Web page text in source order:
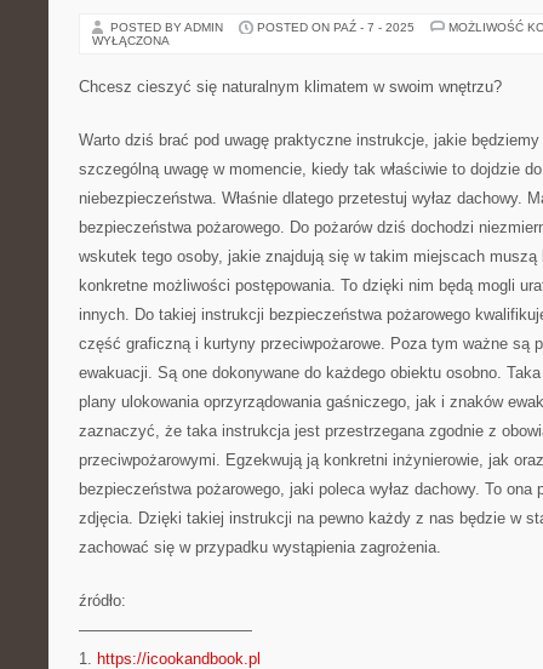
POSTED BY ADMIN POSTED ON PAŹ - 7 - 2025
MOŻLIWOŚĆ
WYŁĄCZONA
Chcesz cieszyć się naturalnym klimatem w swoim wnętrzu?
Warto dziś brać pod uwagę praktyczne instrukcje, jakie
szczególną uwagę w momencie, kiedy tak właściwie to dojdzie
niebezpieczeństwa. Właśnie dlatego przetestuj wyłaz dachowy.
bezpieczeństwa pożarowego. Do pożarów dziś dochodzi
wskutek tego osoby, jakie znajdują się w takim miejscach muszą
konkretne możliwości postępowania. To dzięki nim będą mogli
innych. Do takiej instrukcji bezpieczeństwa pożarowego
część graficzną i kurtyny przeciwpożarowe. Poza tym ważne są
ewakuacji. Są one dokonywane do każdego obiektu osobno.
plany ulokowania oprzyrządowania gaśniczego, jak i znaków
zaznaczyć, że taka instrukcja jest przestrzegana zgodnie z
przeciwpożarowymi. Egzekwują ją konkretni inżynierowie, jak
bezpieczeństwa pożarowego, jaki poleca wyłaz dachowy. To
zdjęcia. Dzięki takiej instrukcji na pewno każdy z nas będzie w
zachować się w przypadku wystąpienia zagrożenia.
źródło:
———————————
1. https://icookandbook.pl